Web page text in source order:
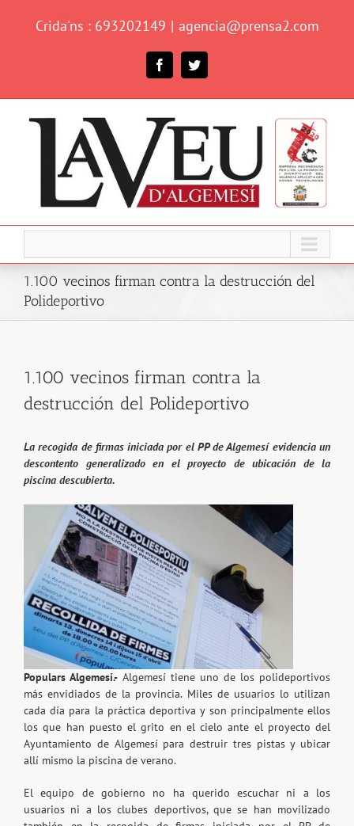
Crida'ns : 693202149 | agencia@prensa2.com
FacebookTwitter
1.100 vecinos firman contra la destrucción del
Polideportivo
1.100 vecinos firman contra la
destrucción del Polideportivo
La recogida de firmas iniciada por el PP de Algemesí evidencia un
descontento generalizado en el proyecto de ubicación de la
piscina descubierta.
Populars Algemesí.- Algemesí tiene uno de los polideportivos
más envidiados de la provincia. Miles de usuarios lo utilizan
cada día para la práctica deportiva y son principalmente ellos
los que han puesto el grito en el cielo ante el proyecto del
Ayuntamiento de Algemesí para destruir tres pistas y ubicar
allí mismo la piscina de verano.
El equipo de gobierno no ha querido escuchar ni a los
usuarios ni a los clubes deportivos, que se han movilizado